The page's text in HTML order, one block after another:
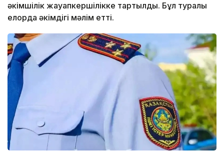
әкімшілік жауапкершілікке тартылды. Бұл туралы
елорда әкімдігі мәлім етті.